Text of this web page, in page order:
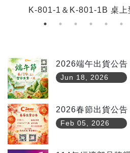
K-801-1＆K-801-1B 桌上
2026端午出貨公告
Jun 18, 2026
2026春節出貨公告
Feb 05, 2026